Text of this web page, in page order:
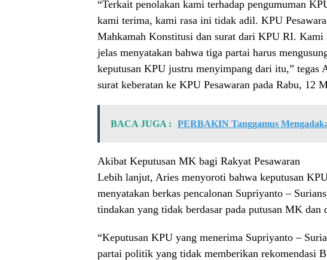
“Terkait penolakan kami terhadap pengumuman
kami terima, kami rasa ini tidak adil. KPU
Mahkamah Konstitusi dan surat dari KPU RI. Kami
jelas menyatakan bahwa tiga partai harus
keputusan KPU justru menyimpang dari itu,” tegas
surat keberatan ke KPU Pesawaran pada Rabu, 12
BACA JUGA : PERBAKIN Tanggamus
Akibat Keputusan MK bagi Rakyat Pesawaran
Lebih lanjut, Aries menyoroti bahwa keputusan
menyatakan berkas pencalonan Supriyanto –
tindakan yang tidak berdasar pada putusan MK dan
“Keputusan KPU yang menerima Supriyanto –
partai politik yang tidak memberikan rekomendasi